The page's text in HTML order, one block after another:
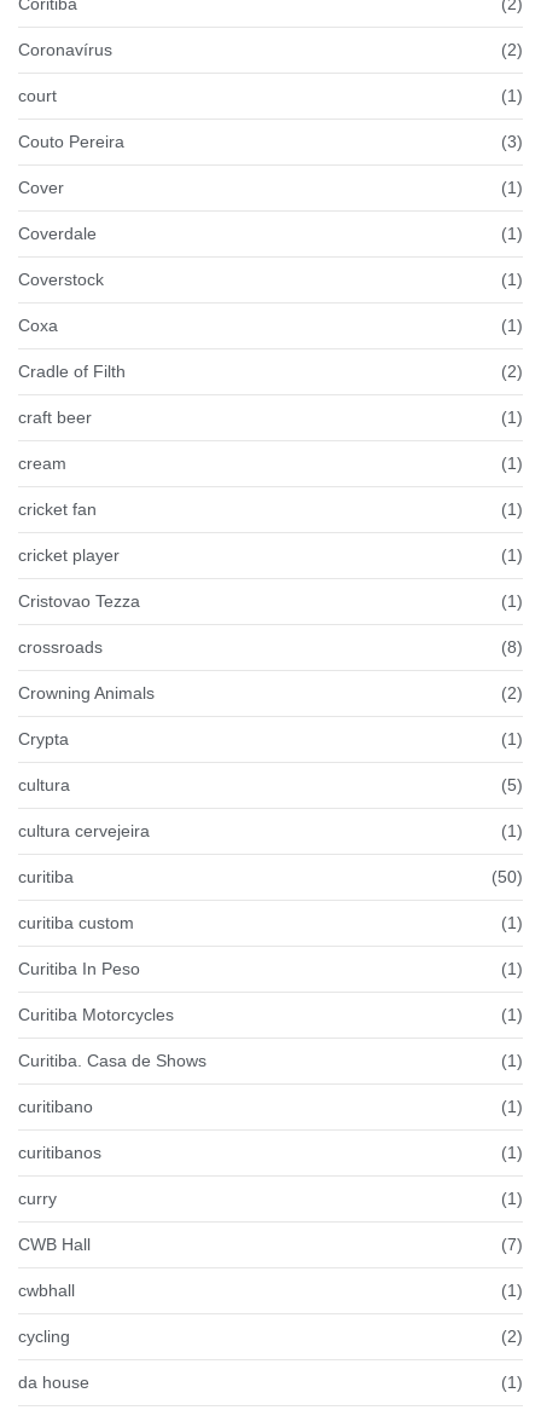
Coronavírus (2)
court (1)
Couto Pereira (3)
Cover (1)
Coverdale (1)
Coverstock (1)
Coxa (1)
Cradle of Filth (2)
craft beer (1)
cream (1)
cricket fan (1)
cricket player (1)
Cristovao Tezza (1)
crossroads (8)
Crowning Animals (2)
Crypta (1)
cultura (5)
cultura cervejeira (1)
curitiba (50)
curitiba custom (1)
Curitiba In Peso (1)
Curitiba Motorcycles (1)
Curitiba. Casa de Shows (1)
curitibano (1)
curitibanos (1)
curry (1)
CWB Hall (7)
cwbhall (1)
cycling (2)
da house (1)